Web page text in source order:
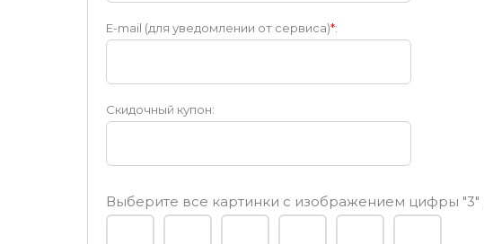
E-mail (для уведомлении от сервиса)*:
Скидочный купон:
Выберите все картинки с изображением цифры "3"